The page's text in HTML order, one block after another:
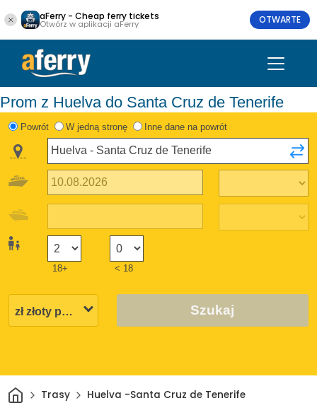
aFerry - Cheap ferry tickets
Otwórz w aplikacji aFerry OTWARTE
Prom z Huelva do Santa Cruz de Tenerife
Powrót W jedną stronę Inne dane na powrót
18+ < 18
Szukaj
DomTrasy Huelva -Santa Cruz de Tenerife